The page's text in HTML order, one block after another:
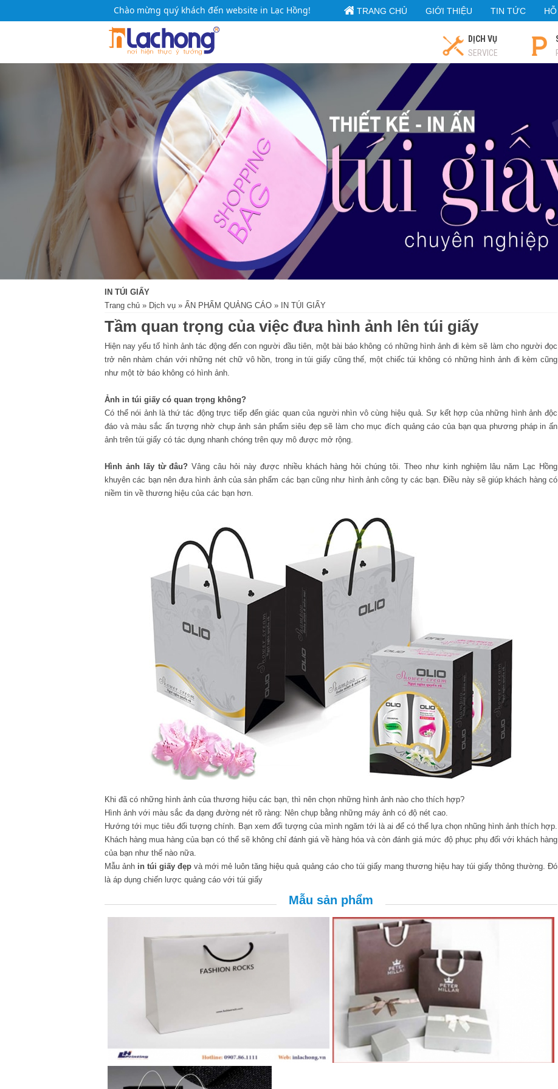
Chào mừng quý khách đến website in Lạc Hồng! TRANG CHỦ GIỚI THIỆU TIN TỨC
DỊCH VỤ
SERVICE
IN TÚI GIẤY
Trang chủ » Dịch vụ » ẤN PHẨM QUẢNG CÁO » IN TÚI GIẤY
Tầm quan trọng của việc đưa hình ảnh lên túi giấy
Hiện nay yếu tố hình ảnh tác động đến con người đầu tiên, một bài báo không có những hình ảnh đi kèm sẽ làm cho người đọc
trở nên nhàm chán với những nét chữ vô hồn, trong in túi giấy cũng thế, một chiếc túi không có những hình ảnh đi kèm cũng
như một tờ báo không có hình ảnh.
Ảnh in túi giấy có quan trọng không?
Có thể nói ảnh là thứ tác động trực tiếp đến giác quan của người nhìn vô cùng hiệu quả. Sự kết hợp của những hình ảnh độc
đáo và màu sắc ấn tượng nhờ chụp ảnh sản phẩm siêu đẹp sẽ làm cho mục đích quảng cáo của bạn qua phương pháp in ấn
ảnh trên túi giấy có tác dụng nhanh chóng trên quy mô được mở rộng.
Hình ảnh lấy từ đâu? Vâng câu hỏi này được nhiều khách hàng hỏi chúng tôi. Theo như kinh nghiệm lâu năm Lạc Hồng
khuyên các bạn nên đưa hình ảnh của sản phẩm các bạn cũng như hình ảnh công ty các bạn. Điều này sẽ giúp khách hàng có
niềm tin về thương hiệu của các bạn hơn.
Khi đã có những hình ảnh của thương hiệu các bạn, thì nên chọn những hình ảnh nào cho thích hợp?
Hình ảnh với màu sắc đa dạng đường nét rõ ràng: Nên chụp bằng những máy ảnh có độ nét cao.
Hướng tới mục tiêu đối tượng chính. Bạn xem đối tượng của mình ngăm tới là ai để có thể lựa chọn nhũng hình ảnh thích hợp.
Khách hàng mua hàng của bạn có thể sẽ không chỉ đánh giá về hàng hóa và còn đánh giá mức độ phục phụ đối với khách hàng
của bạn như thế nào nữa.
Mẫu ảnh in túi giấy đẹp và mới mẻ luôn tăng hiệu quả quảng cáo cho túi giấy mang thương hiệu hay túi giấy thông thường. Đó
là áp dụng chiến lược quảng cáo với túi giấy
Mẫu sản phẩm